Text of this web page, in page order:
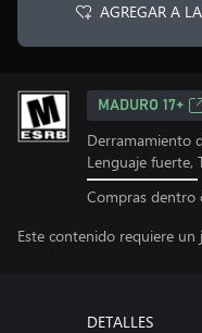
AGREGAR A
MADURO 17+
Derramamiento
Lenguaje fuerte,
Compras dentro
Este contenido requiere un
DETALLES